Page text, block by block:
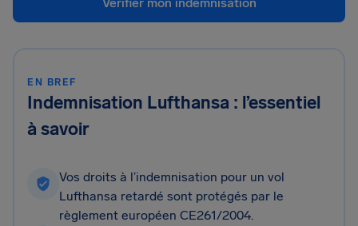
EN BREF
Indemnisation Lufthansa : l’essentiel
à savoir
Vos droits à l’indemnisation pour un vol
Lufthansa retardé sont protégés par le
règlement européen CE261/2004.